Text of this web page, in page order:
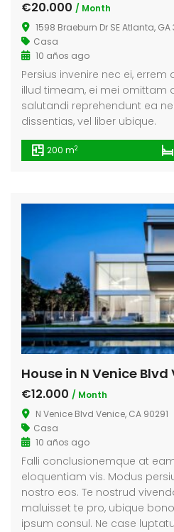
€20.000 / Month
1598 Braeburn Dr SE Atlanta, GA
Casa
10 años ago
Persius invenire nec ei, errem
illud timeam, ei mei omittam
salutandi reprehendunt ea
dissentias, vel liber ubique.
200 m2
House in N Venice Blvd
€12.000 / Month
N Venice Blvd Venice, CA 90291
Casa
10 años ago
Falli conclusionemque at
eloquentiam vis. Modus
nostro eos. Te nostrud
maluisset te pro, ubique
ipsum consul. Ne case